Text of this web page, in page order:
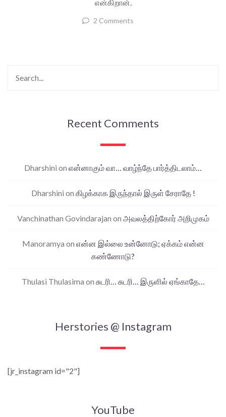
என்கிறான்.
2 Comments
Recent Comments
Dharshini on என்னாகும் வா… வாழ்ந்தே பார்த்திடலாம்…
Dharshini on கிழக்காக இருந்தால் இருள் சேராதே !
Vanchinathan Govindarajan on அவலத்திற்கோர் அறிமுகம்
Manoramya on என்ன இல்லை உன்னோடு; ஏக்கம் என்ன
கண்ணோடு?
Thulasi Thulasima on சுடரி… சுடரி… இருளில் ஏங்காதே…
Herstories @ Instagram
[jr_instagram id="2"]
YouTube